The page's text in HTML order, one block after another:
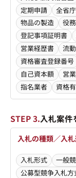
定期申請
全省
物品の製造
役
登記事項証明書
営業経歴書
流
資格審査登録番号
自己資本額
営
指名業者
資格
STEP 3.入札案件
入札の種類／入
入札形式 一般
公募型競争入札方